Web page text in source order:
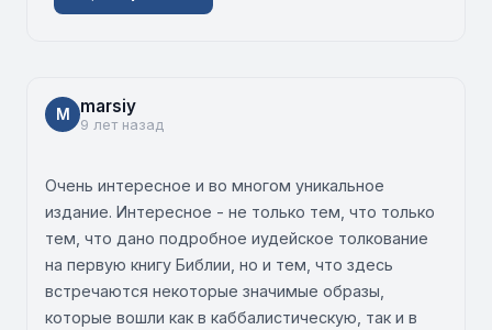
M marsiy
9 лет назад
Очень интересное и во многом уникальное
издание. Интересное - не только тем, что только
тем, что дано подробное иудейское толкование
на первую книгу Библии, но и тем, что здесь
встречаются некоторые значимые образы,
которые вошли как в каббалистическую, так и в